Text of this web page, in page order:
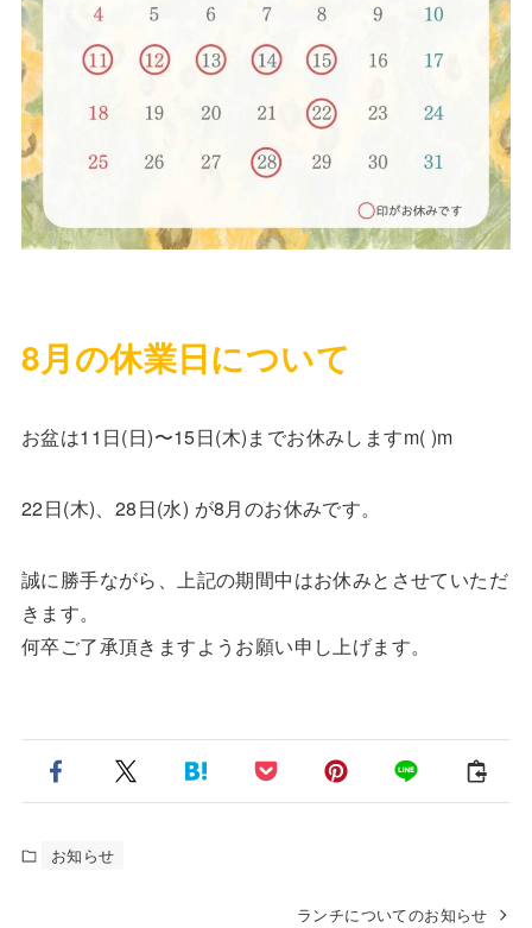
8月の休業日について
お盆は11日(日)〜15日(木)までお休みしますm( )m
22日(木)、28日(水) が8月のお休みです。
誠に勝手ながら、上記の期間中はお休みとさせていただ
きます。
何卒ご了承頂きますようお願い申し上げます。
お知らせ
ランチについてのお知らせ